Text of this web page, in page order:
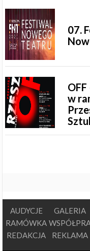
07.
w
AUDYCJE
RAMÓWKA
REDAKCJA
GALERIA
REKLAMA